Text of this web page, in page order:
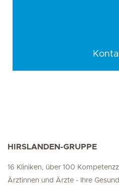
HIRSLANDEN-GRUPPE
16 Kliniken, über 100
Ärztinnen und Ärzte - Ihre